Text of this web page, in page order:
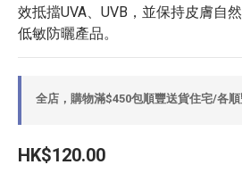
效抵擋UVA、UVB，並保持皮膚自
低敏防曬產品。
全店，購物滿$450包順豐送貨住宅/各
HK$120.00